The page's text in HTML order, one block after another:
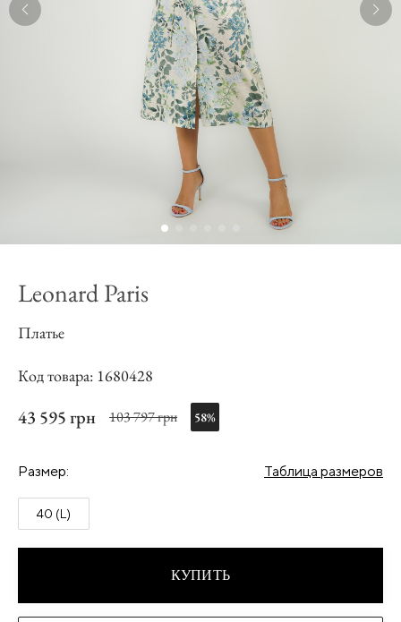
Leonard Paris
Платье
Код товара: 1680428
43 595 грн 103 797 грн 58%
Размер: Таблица размеров
40 (L)
КУПИТЬ